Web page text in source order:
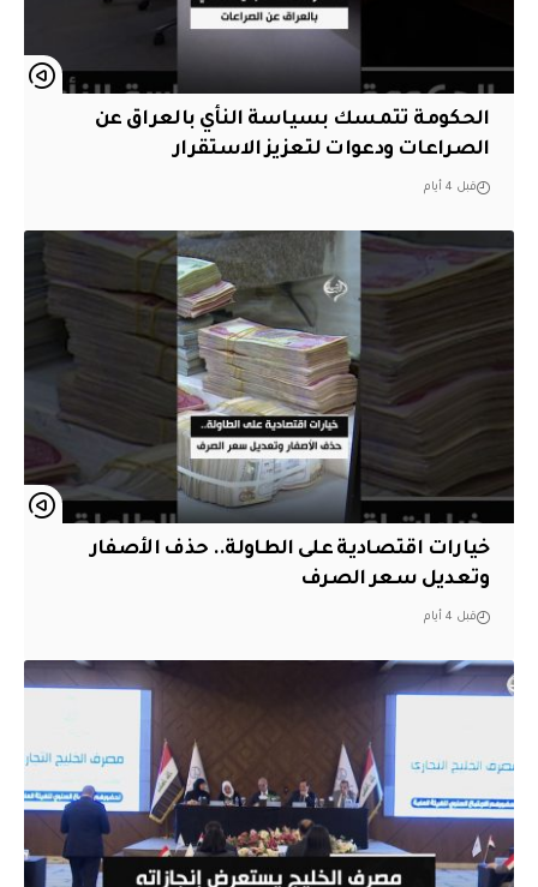
الحكومة تتمسك بسياسة النأي بالعراق عن
الصراعات ودعوات لتعزيز الاستقرار
قبل 4 أيام
خيارات اقتصادية على الطاولة.. حذف الأصفار
وتعديل سعر الصرف
قبل 4 أيام